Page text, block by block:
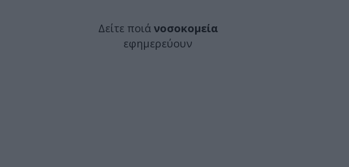
Δείτε ποιά νοσοκομεία
εφημερεύουν